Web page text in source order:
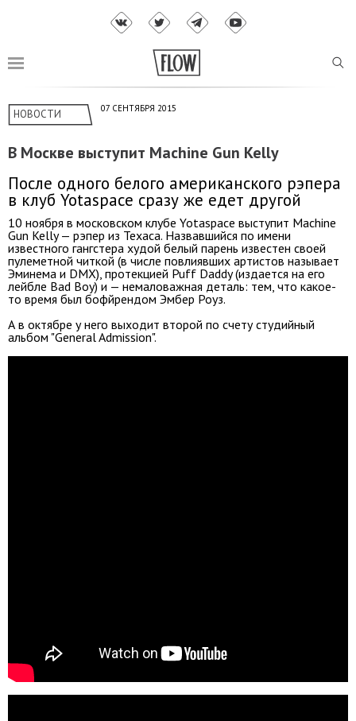
НОВОСТИ 07 СЕНТЯБРЯ 2015
В Москве выступит Machine Gun Kelly
После одного белого американского рэпера
в клуб Yotaspace сразу же едет другой
10 ноября в московском клубе Yotaspace выступит Machine
Gun Kelly — рэпер из Техаса. Назвавшийся по имени
известного гангстера худой белый парень известен своей
пулеметной читкой (в числе повлиявших артистов называет
Эминема и DMX), протекцией Puff Daddy (издается на его
лейбле Bad Boy) и — немаловажная деталь: тем, что какое-
то время был бофйрендом Эмбер Роуз.
А в октябре у него выходит второй по счету студийный
альбом "General Admission".